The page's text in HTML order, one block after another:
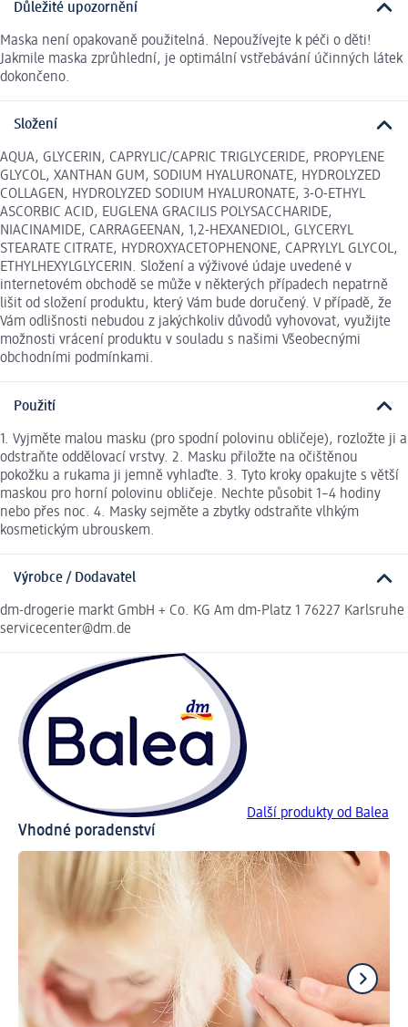
Důležité upozornění
Maska není opakovaně použitelná. Nepoužívejte k péči o děti!
Jakmile maska zprůhlední, je optimální vstřebávání účinných látek
dokončeno.
Složení
AQUA, GLYCERIN, CAPRYLIC/CAPRIC TRIGLYCERIDE, PROPYLENE
GLYCOL, XANTHAN GUM, SODIUM HYALURONATE, HYDROLYZED
COLLAGEN, HYDROLYZED SODIUM HYALURONATE, 3-O-ETHYL
ASCORBIC ACID, EUGLENA GRACILIS POLYSACCHARIDE,
NIACINAMIDE, CARRAGEENAN, 1,2-HEXANEDIOL, GLYCERYL
STEARATE CITRATE, HYDROXYACETOPHENONE, CAPRYLYL GLYCOL,
ETHYLHEXYLGLYCERIN. Složení a výživové údaje uvedené v
internetovém obchodě se může v některých případech nepatrně
lišit od složení produktu, který Vám bude doručený. V případě, že
Vám odlišnosti nebudou z jakýchkoliv důvodů vyhovovat, využijte
možnosti vrácení produktu v souladu s našimi Všeobecnými
obchodními podmínkami.
Použití
1. Vyjměte malou masku (pro spodní polovinu obličeje), rozložte ji a
odstraňte oddělovací vrstvy. 2. Masku přiložte na očištěnou
pokožku a rukama ji jemně vyhlaďte. 3. Tyto kroky opakujte s větší
maskou pro horní polovinu obličeje. Nechte působit 1–4 hodiny
nebo přes noc. 4. Masky sejměte a zbytky odstraňte vlhkým
kosmetickým ubrouskem.
Výrobce / Dodavatel
dm-drogerie markt GmbH + Co. KG Am dm-Platz 1 76227 Karlsruhe
servicecenter@dm.de
Další produkty od Balea
Vhodné poradenství